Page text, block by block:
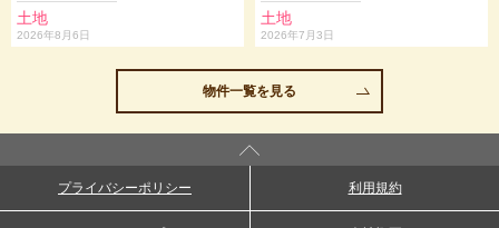
土地
2026年8月6日
土地
2026年7月3日
物件一覧を見る
プライバシーポリシー 利用規約